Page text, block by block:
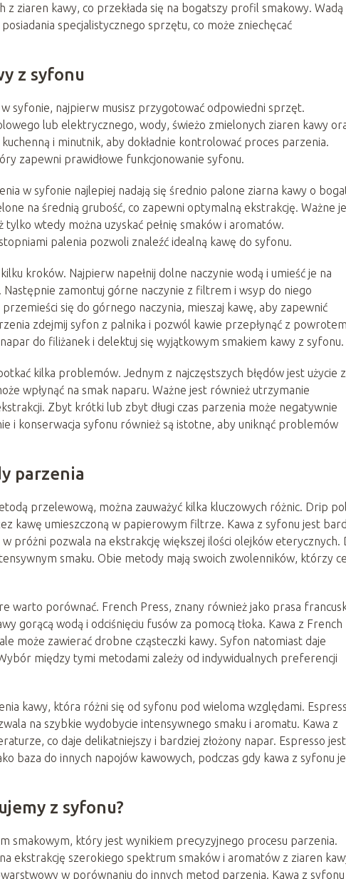
z ziaren kawy, co przekłada się na bogatszy profil smakowy. Wadą
specjalistycznego sprzętu, co może zniechęcać
z syfonu
syfonie, najpierw musisz przygotować odpowiedni sprzęt.
lub elektrycznego, wody, świeżo zmielonych ziaren kawy
i minutnik, aby dokładnie kontrolować proces parzenia.
zapewni prawidłowe funkcjonowanie syfonu.
w syfonie najlepiej nadają się średnio palone ziarna kawy o
na średnią grubość, co zapewni optymalną ekstrakcję. Ważne
wtedy można uzyskać pełnię smaków i aromatów.
palenia pozwoli znaleźć idealną kawę do syfonu.
kroków. Najpierw napełnij dolne naczynie wodą i umieść je na
Następnie zamontuj górne naczynie z filtrem i wsyp do niego
się do górnego naczynia, mieszaj kawę, aby zapewnić
zdejmij syfon z palnika i pozwól kawie przepłynąć z
do filiżanek i delektuj się wyjątkowym smakiem kawy z syfonu.
kilka problemów. Jednym z najczęstszych błędów jest użycie
wpłynąć na smak naparu. Ważne jest również utrzymanie
Zbyt krótki lub zbyt długi czas parzenia może negatywnie
i konserwacja syfonu również są istotne, aby uniknąć problemów
parzenia
przelewową, można zauważyć kilka kluczowych różnic. Drip
kawę umieszczoną w papierowym filtrze. Kawa z syfonu jest
próżni pozwala na ekstrakcję większej ilości olejków eterycznych.
smaku. Obie metody mają swoich zwolenników, którzy
warto porównać. French Press, znany również jako prasa
gorącą wodą i odciśnięciu fusów za pomocą tłoka. Kawa z French
może zawierać drobne cząsteczki kawy. Syfon natomiast daje
między tymi metodami zależy od indywidualnych preferencji
kawy, która różni się od syfonu pod wieloma względami.
na szybkie wydobycie intensywnego smaku i aromatu. Kawa z
co daje delikatniejszy i bardziej złożony napar. Espresso jest
baza do innych napojów kawowych, podczas gdy kawa z syfonu
z syfonu?
smakowym, który jest wynikiem precyzyjnego procesu parzenia.
ekstrakcję szerokiego spektrum smaków i aromatów z ziaren
w porównaniu do innych metod parzenia. Kawa z syfonu